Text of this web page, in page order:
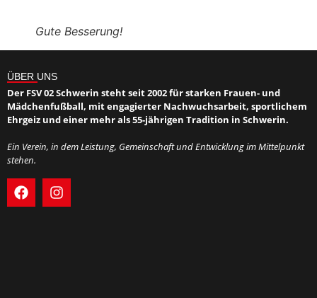
Gute Besserung!
ÜBER UNS
Der FSV 02 Schwerin steht seit 2002 für starken Frauen- und
Mädchenfußball, mit engagierter Nachwuchsarbeit, sportlichem
Ehrgeiz und einer mehr als 55-jährigen Tradition in Schwerin.
Ein Verein, in dem Leistung, Gemeinschaft und Entwicklung im Mittelpunkt
stehen.